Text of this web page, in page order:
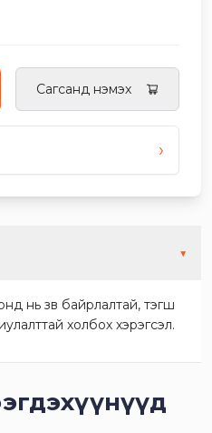
Сагсанд нэмэх
›
▼
нь зөв байрлалтай, тэгш
холбох хэрэгсэл.